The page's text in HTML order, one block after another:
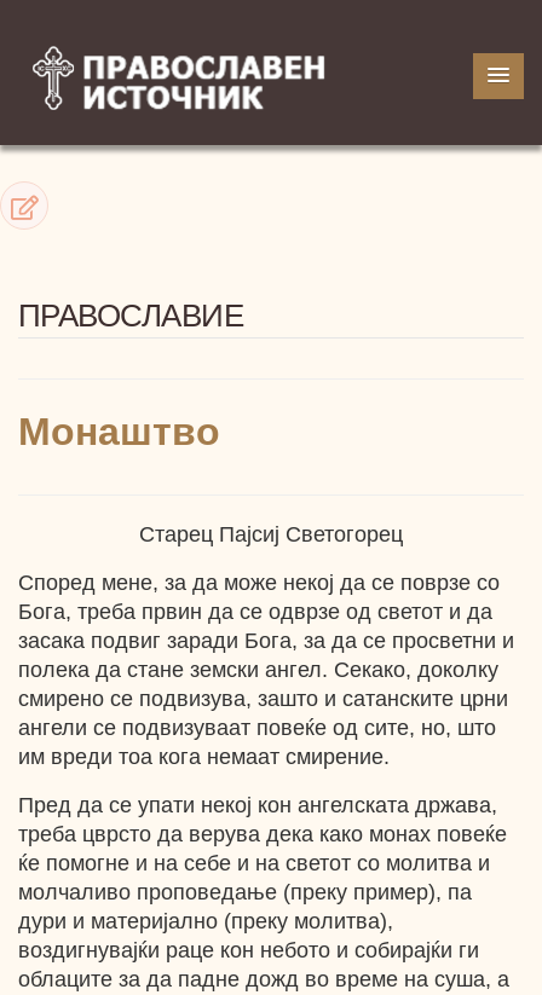
ПРАВОСЛАВИЕ
Монаштво
Старец Пајсиј Светогорец
Според мене, за да може некој да се поврзе со
Бога, треба првин да се одврзе од светот и да
засака подвиг заради Бога, за да се просветни и
полека да стане земски ангел. Секако, доколку
смирено се подвизува, зашто и сатанските црни
ангели се подвизуваат повеќе од сите, но, што
им вреди тоа кога немаат смирение.
Пред да се упати некој кон ангелската држава,
треба цврсто да верува дека како монах повеќе
ќе помогне и на себе и на светот со молитва и
молчаливо проповедање (преку пример), па
дури и материјално (преку молитва),
воздигнувајќи раце кон небото и собирајќи ги
облаците за да падне дожд во време на суша, а